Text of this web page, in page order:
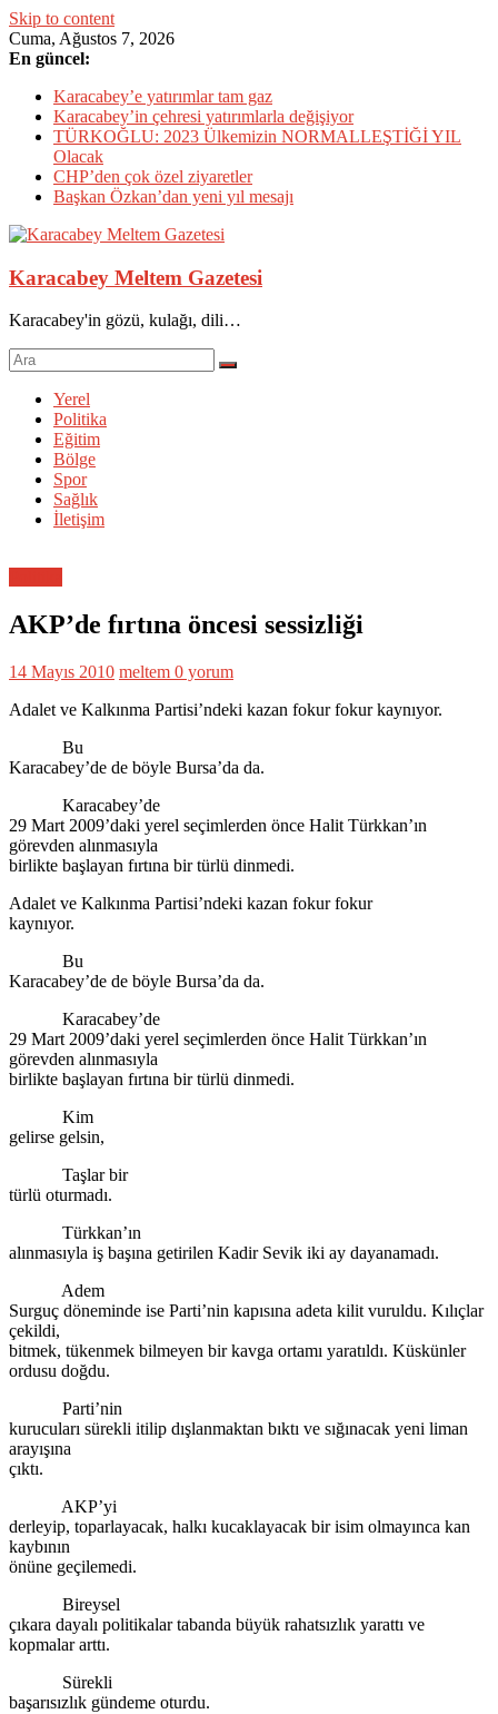
Skip to content
Cuma, Ağustos 7, 2026
En güncel:
Karacabey’e yatırımlar tam gaz
Karacabey’in çehresi yatırımlarla değişiyor
TÜRKOĞLU: 2023 Ülkemizin NORMALLEŞTİĞİ YIL
Olacak
CHP’den çok özel ziyaretler
Başkan Özkan’dan yeni yıl mesajı
Karacabey Meltem Gazetesi
Karacabey'in gözü, kulağı, dili…
Yerel
Politika
Eğitim
Bölge
Spor
Sağlık
İletişim
AKP’de fırtına öncesi sessizliği
14 Mayıs 2010 meltem 0 yorum
Adalet ve Kalkınma Partisi’ndeki kazan fokur fokur kaynıyor.
Bu
Karacabey’de de böyle Bursa’da da.
Karacabey’de
29 Mart 2009’daki yerel seçimlerden önce Halit Türkkan’ın
görevden alınmasıyla
birlikte başlayan fırtına bir türlü dinmedi.
Adalet ve Kalkınma Partisi’ndeki kazan fokur fokur
kaynıyor.
Bu
Karacabey’de de böyle Bursa’da da.
Karacabey’de
29 Mart 2009’daki yerel seçimlerden önce Halit Türkkan’ın
görevden alınmasıyla
birlikte başlayan fırtına bir türlü dinmedi.
Kim
gelirse gelsin,
Taşlar bir
türlü oturmadı.
Türkkan’ın
alınmasıyla iş başına getirilen Kadir Sevik iki ay dayanamadı.
Adem
Surguç döneminde ise Parti’nin kapısına adeta kilit vuruldu. Kılıçlar
çekildi,
bitmek, tükenmek bilmeyen bir kavga ortamı yaratıldı. Küskünler
ordusu doğdu.
Parti’nin
kurucuları sürekli itilip dışlanmaktan bıktı ve sığınacak yeni liman
arayışına
çıktı.
AKP’yi
derleyip, toparlayacak, halkı kucaklayacak bir isim olmayınca kan
kaybının
önüne geçilemedi.
Bireysel
çıkara dayalı politikalar tabanda büyük rahatsızlık yarattı ve
kopmalar arttı.
Sürekli
başarısızlık gündeme oturdu.